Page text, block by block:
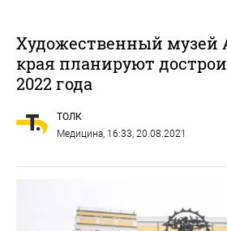
Художественный музей
края планируют
2022 года
ТОЛК
Медицина, 16:33, 20.08.2021